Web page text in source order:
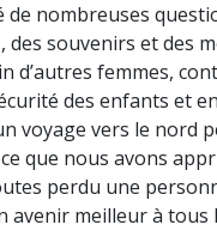
nombreuses
souvenirs et des
femmes,
des enfants et
voyage vers le nord
que nous avons
perdu une
avenir meilleur à tous